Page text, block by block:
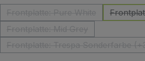
(Diese Option ist zurzeit
(Diese Option ist zurzeit nicht
(Diese Option ist